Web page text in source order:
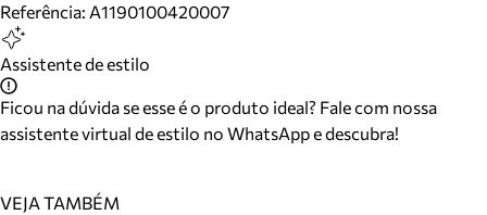
Referência: A1190100420007
Assistente de estilo
Ficou na dúvida se esse é o produto ideal? Fale com nossa
assistente virtual de estilo no WhatsApp e descubra!
VEJA TAMBÉM